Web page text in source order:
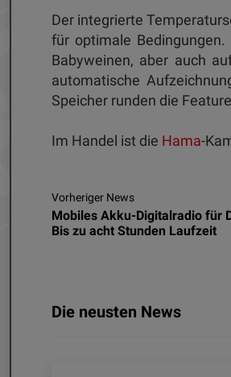
Der integrierte
für optimale
Babyweinen, aber auch
automatische
Speicher runden die
Im Handel ist die Hama-
Vorheriger News
Mobiles Akku-Digitalradio für
Bis zu acht Stunden Laufzeit
Die neusten News